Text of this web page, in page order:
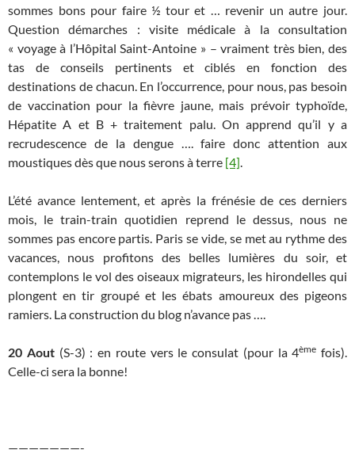
sommes bons pour faire ½ tour et … revenir un autre jour.
Question démarches : visite médicale à la consultation
« voyage à l’Hôpital Saint-Antoine » – vraiment très bien, des
tas de conseils pertinents et ciblés en fonction des
destinations de chacun. En l’occurrence, pour nous, pas besoin
de vaccination pour la fièvre jaune, mais prévoir typhoïde,
Hépatite A et B + traitement palu. On apprend qu’il y a
recrudescence de la dengue …. faire donc attention aux
moustiques dès que nous serons à terre [4].
L’été avance lentement, et après la frénésie de ces derniers
mois, le train-train quotidien reprend le dessus, nous ne
sommes pas encore partis. Paris se vide, se met au rythme des
vacances, nous profitons des belles lumières du soir, et
contemplons le vol des oiseaux migrateurs, les hirondelles qui
plongent en tir groupé et les ébats amoureux des pigeons
ramiers. La construction du blog n’avance pas ….
20 Aout(S-3) : en route vers le consulat (pour la 4ème fois).
Celle-ci sera la bonne!
———————-